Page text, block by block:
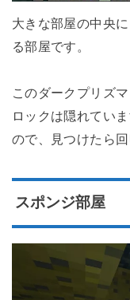
大きな部屋の中央
る部屋です。
このダークプリズ
ロックは隠れてい
ので、見つけたら
スポンジ部屋